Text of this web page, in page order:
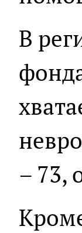
В
– 73,